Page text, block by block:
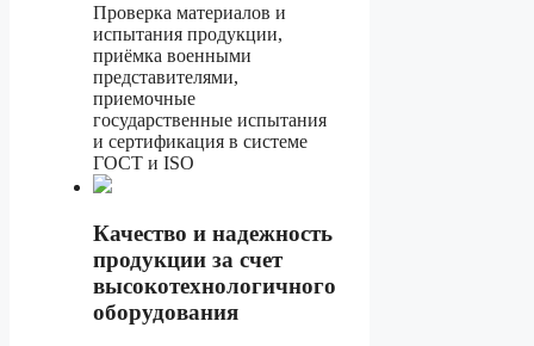
Проверка материалов и
испытания продукции,
приёмка военными
представителями,
приемочные
государственные испытания
и сертификация в системе
ГОСТ и ISO
Качество и надежность
продукции за счет
высокотехнологичного
оборудования